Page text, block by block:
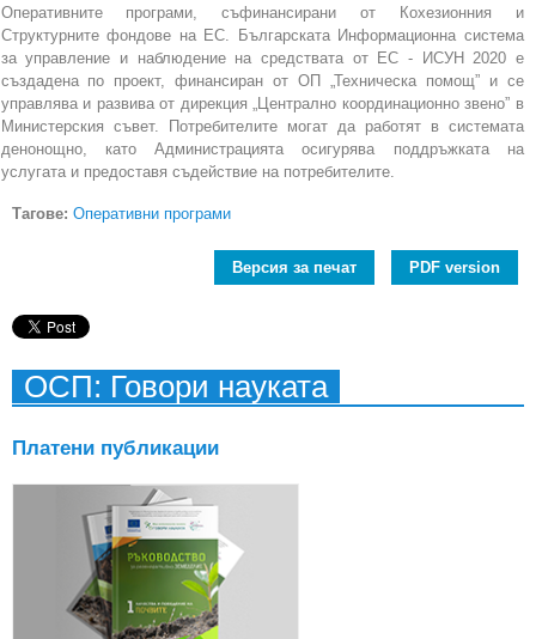
Оперативните програми, съфинансирани от Кохезионния и
Структурните фондове на ЕС. Българската Информационна система
за управление и наблюдение на средствата от ЕС - ИСУН 2020 е
създадена по проект, финансиран от ОП „Техническа помощ” и се
управлява и развива от дирекция „Централно координационно звено” в
Министерския съвет. Потребителите могат да работят в системата
денонощно, като Администрацията осигурява поддръжката на
услугата и предоставя съдействие на потребителите.
Тагове: Оперативни програми
Версия за печат PDF version
ОСП: Говори науката
Платени публикации